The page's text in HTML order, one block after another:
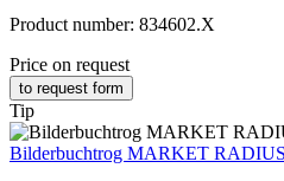
Product number: 834602.X
Price on request
to request form
Tip
Bilderbuchtrog MARKET RADIUS